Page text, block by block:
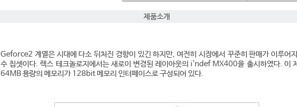
제품소개
Geforce2 계열은 시대에 다소 뒤처진 경향이 있긴 하지만, 여전히 시장에서 꾸준히 판매가 이루어
수 칩셋이다. 렉스 테크놀로지에서는 새로이 변경된 레이아웃의 i'ndef MX400을 출시하였다. 이
64MB 용량의 메모리가 128bit 메모리 인터페이스로 구성되어 있다.